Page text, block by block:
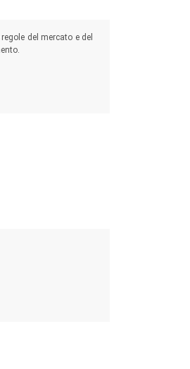
del mercato e del